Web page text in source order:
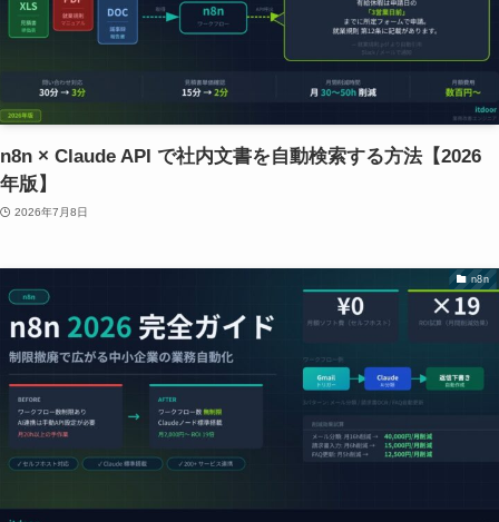
n8n × Claude API で社内文書を自動検索する方法【2026
年版】
2026年7月8日
n8n